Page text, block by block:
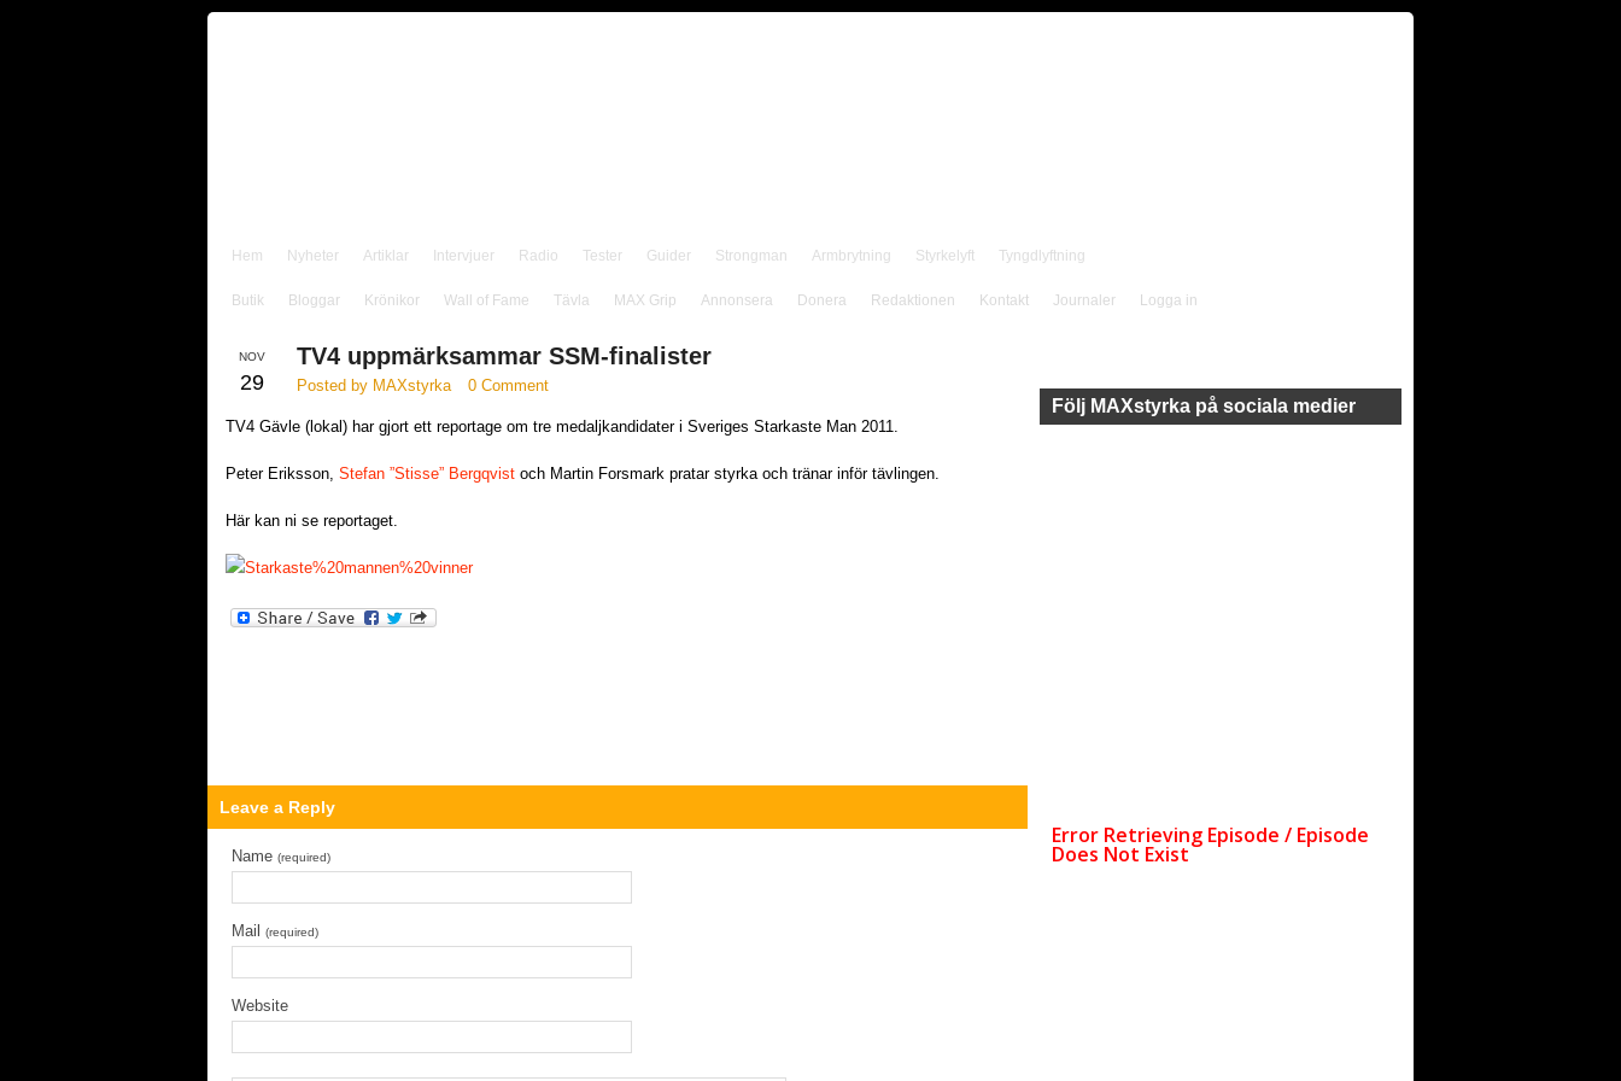
Hem Nyheter Artiklar Intervjuer Radio Tester Guider Strongman Armbrytning Styrkelyft Tyngdlyftning
Butik Bloggar Krönikor Wall of Fame Tävla MAX Grip Annonsera Donera Redaktionen Kontakt Journaler Logga in
NOV
29
TV4 uppmärksammar SSM-finalister
Posted by MAXstyrka 0 Comment
TV4 Gävle (lokal) har gjort ett reportage om tre medaljkandidater i Sveriges Starkaste Man 2011.
Peter Eriksson, Stefan ”Stisse” Bergqvist och Martin Forsmark pratar styrka och tränar inför tävlingen.
Här kan ni se reportaget.
Leave a Reply
Name (required)
Mail (required)
Website
Följ MAXstyrka på sociala medier